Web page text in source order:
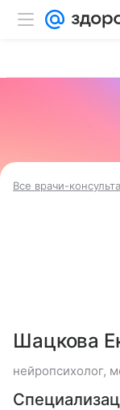
Все врачи-
Шацкова
нейропсихолог,